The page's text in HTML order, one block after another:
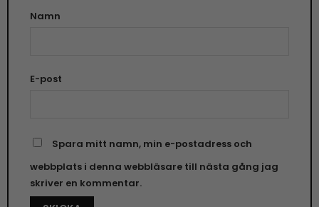
Namn
E-post
Spara mitt namn, min e-postadress och
webbplats i denna webbläsare till nästa gång jag
skriver en kommentar.